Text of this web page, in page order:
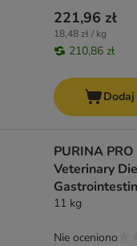
221,96 zł
18,48 zł / kg
210,86 zł
PURINA
Veterinary
11 kg
Nie oceniono